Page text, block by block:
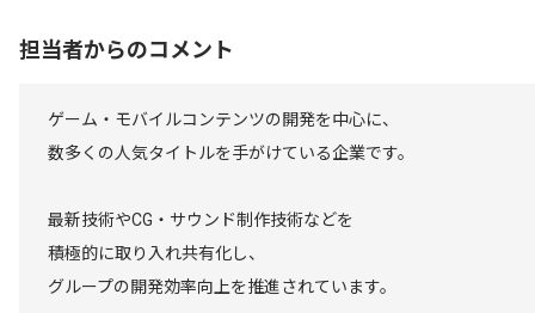
担当者からのコメント
ゲーム・モバイルコンテンツの開発を中心に、
数多くの人気タイトルを手がけている企業です。
最新技術やCG・サウンド制作技術などを
積極的に取り入れ共有化し、
グループの開発効率向上を推進されています。